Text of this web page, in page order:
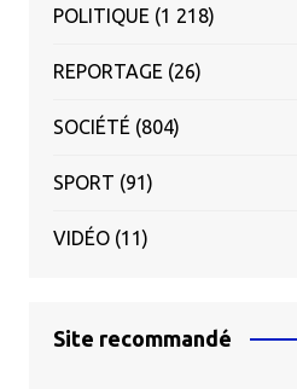
POLITIQUE (1 218)
REPORTAGE (26)
SOCIÉTÉ (804)
SPORT (91)
VIDÉO(11)
Site recommandé